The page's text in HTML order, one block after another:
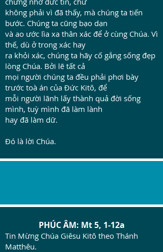
không phải vì đã thấy, mà chúng ta tiến
bước. Chúng ta cũng bạo dạn
và ao ước lìa xa thân xác để ở cùng Chúa. Vì
thế, dù ở trong xác hay
ra khỏi xác, chúng ta hãy cố gắng sống đẹp
lòng Chúa. Bởi lẽ tất cả
mọi người chúng ta đều phải phơi bày
trước toà án của Đức Kitô, để
mỗi người lãnh lấy thành quả đời sống
mình, tuỳ mình đã làm lành
hay đã làm dữ.
Đó là lời Chúa.
PHÚC ÂM: Mt 5, 1-12a
Tin Mừng Chúa Giêsu Kitô theo Thánh
Matthêu.